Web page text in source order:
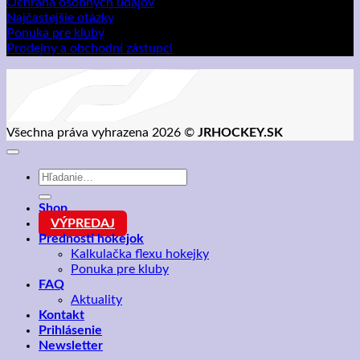
Najčastejšie otázky
Ponuka pre kluby
Prodejny a obchodní zástupci
Všechna práva vyhrazena 2026 © JRHOCKEY.SK
Hľadať:
Shop
VÝPREDAJ
Prednosti hokejok
Kalkulačka flexu hokejky
Ponuka pre kluby
FAQ
Aktuality
Kontakt
Prihlásenie
Newsletter